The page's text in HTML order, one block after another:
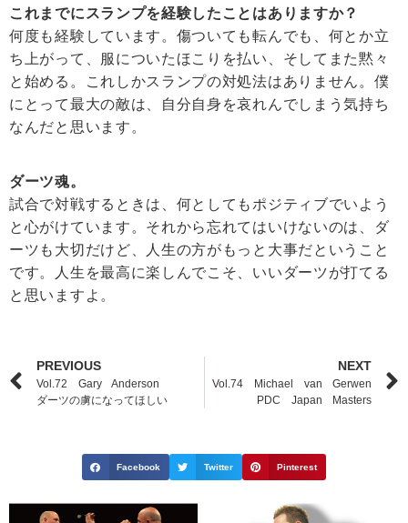
これまでにスランプを経験したことはありますか？
何度も経験しています。傷ついても転んでも、何とか立
ち上がって、服についたほこりを払い、そしてまた黙々
と始める。これしかスランプの対処法はありません。僕
にとって最大の敵は、自分自身を哀れんでしまう気持ち
なんだと思います。
ダーツ魂。
試合で対戦するときは、何としてもポジティブでいよう
と心がけています。それから忘れてはいけないのは、ダ
ーツも大切だけど、人生の方がもっと大事だということ
です。人生を最高に楽しんでこそ、いいダーツが打てる
と思いますよ。
PREVIOUS
Vol.72 Gary Anderson
ダーツの虜になってほしい
NEXT
Vol.74 Michael van Gerwen
PDC Japan Masters
Facebook Twitter Pinterest